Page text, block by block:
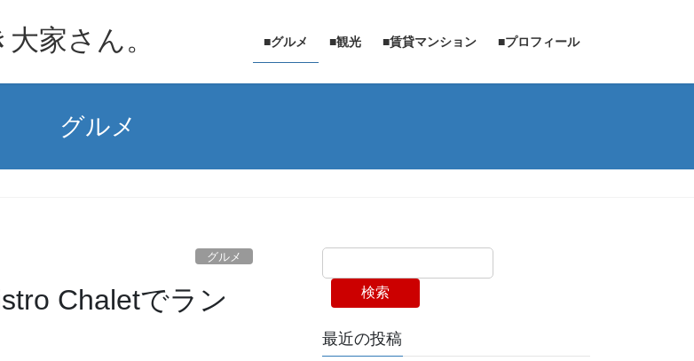
家さん。 ■グルメ ■観光 ■賃貸マンション ■プロフィール
グルメ
グルメ
Chaletでラン
検索
最近の投稿